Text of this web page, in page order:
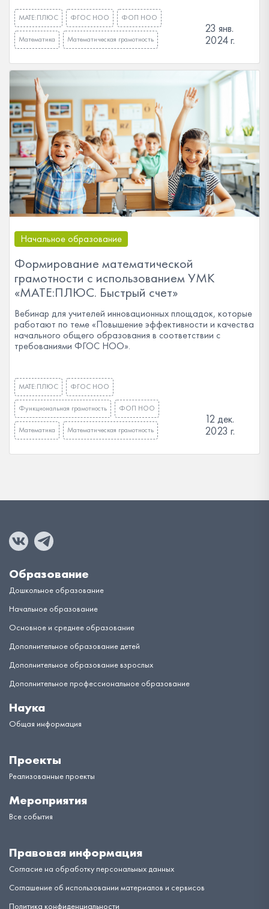
МАТЕ:ПЛЮС ФГОС НОО ФОП НОО
Математика Математическая грамотность
23 янв.
2024 г.
Начальное образование
Формирование математической
грамотности с использованием УМК
«МАТЕ:ПЛЮС. Быстрый счет»
Вебинар для учителей инновационных площадок, которые
работают по теме «Повышение эффективности и качества
начального общего образования в соответствии с
требованиями ФГОС НОО».
МАТЕ:ПЛЮС ФГОС НОО
Функциональная грамотность ФОП НОО
Математика Математическая грамотность
12 дек.
2023 г.
Образование
Дошкольное образование
Начальное образование
Основное и среднее образование
Дополнительное образование детей
Дополнительное образование взрослых
Дополнительное профессиональное образование
Наука
Общая информация
Проекты
Реализованные проекты
Мероприятия
Все события
Правовая информация
Согласие на обработку персональных данных
Соглашение об использовании материалов и сервисов
Политика конфиденциальности